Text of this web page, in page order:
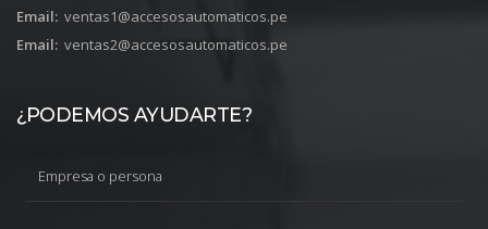
Email: ventas1@accesosautomaticos.pe
Email: ventas2@accesosautomaticos.pe
¿PODEMOS AYUDARTE?